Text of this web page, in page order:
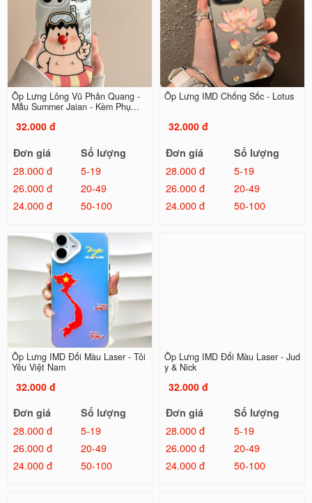
Ốp Lưng Lông Vũ Phản Quang -
Mẫu Summer Jaian - Kèm Phụ...
32.000 đ
Đơn giá
Số lượng
28.000 đ
5-19
26.000 đ
20-49
24.000 đ
50-100
Ốp Lưng IMD Chống Sốc - Lotus
32.000 đ
Đơn giá
Số lượng
28.000 đ
5-19
26.000 đ
20-49
24.000 đ
50-100
Ốp Lưng IMD Đổi Màu Laser - Tôi
Yêu Việt Nam
32.000 đ
Đơn giá
Số lượng
28.000 đ
5-19
26.000 đ
20-49
24.000 đ
50-100
Ốp Lưng IMD Đổi Màu Laser - Jud
y & Nick
32.000 đ
Đơn giá
Số lượng
28.000 đ
5-19
26.000 đ
20-49
24.000 đ
50-100